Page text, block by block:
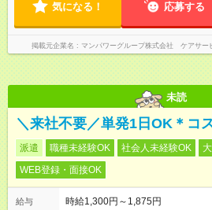
気になる！ 応募する
掲載元企業名 マンパワーグループ株式会社 ケアサー
未読
＼来社不要／単発1日OK＊コ
派遣 職種未経験OK 社会人未経験OK
WEB登録・面接OK
給与 時給1,300円～1,875円